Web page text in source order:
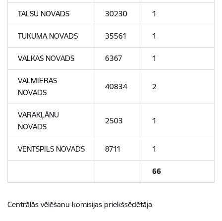
TALSU NOVADS 30230 1
TUKUMA NOVADS 35561 1
VALKAS NOVADS 6367 1
VALMIERAS
NOVADS
40834 2
VARAKĻĀNU
NOVADS
2503 1
VENTSPILS NOVADS 8711 1
66
Centrālās vēlēšanu komisijas priekšsēdētāja